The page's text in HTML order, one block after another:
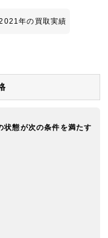
年の買取実績
状態が次の条件を満たす